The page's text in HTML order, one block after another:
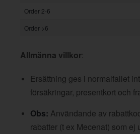
Order 2-6
Order >6
Allmänna villkor:
Ersättning ges i normalfallet
försäkringar, presentkort och
Obs: Användande av
rabatter (t ex Mecenat) som ej